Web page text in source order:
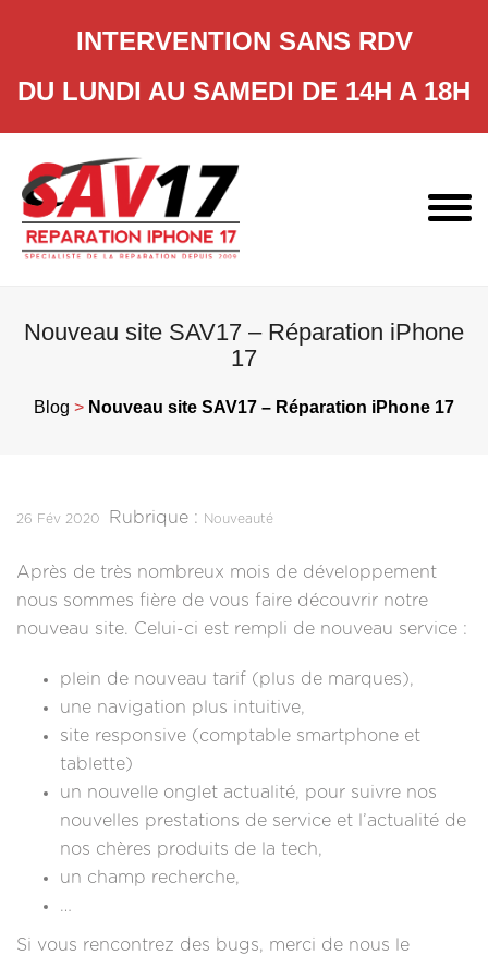
INTERVENTION SANS RDV
DU LUNDI AU SAMEDI DE 14H A 18H
content
Nouveau site SAV17 – Réparation iPhone
17
Blog > Nouveau site SAV17 – Réparation iPhone 17
26 Fév 2020 Rubrique : Nouveauté
Après de très nombreux mois de développement
nous sommes fière de vous faire découvrir notre
nouveau site. Celui-ci est rempli de nouveau service :
plein de nouveau tarif (plus de marques),
une navigation plus intuitive,
site responsive (comptable smartphone et
tablette)
un nouvelle onglet actualité, pour suivre nos
nouvelles prestations de service et l’actualité de
nos chères produits de la tech,
un champ recherche,
…
Si vous rencontrez des bugs, merci de nous le